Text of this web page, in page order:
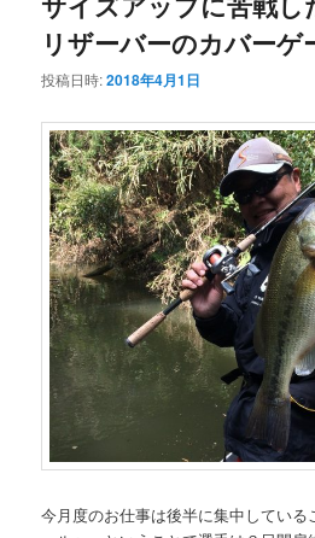
リザーバーのカバーゲ
投稿日時:2018年4月1日
今月度のお仕事は後半に集中している